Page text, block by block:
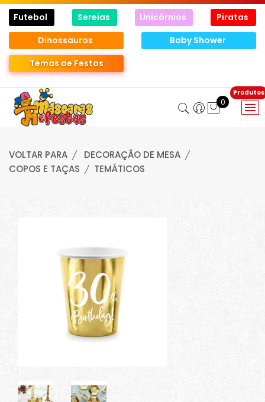
Futebol Sereias Unicórnios
Piratas
Dinossauros
Baby Shower
Temas de Festas
0
VOLTAR PARA
DECORAÇÃO DE MESA
COPOS E TAÇAS
TEMÁTICOS